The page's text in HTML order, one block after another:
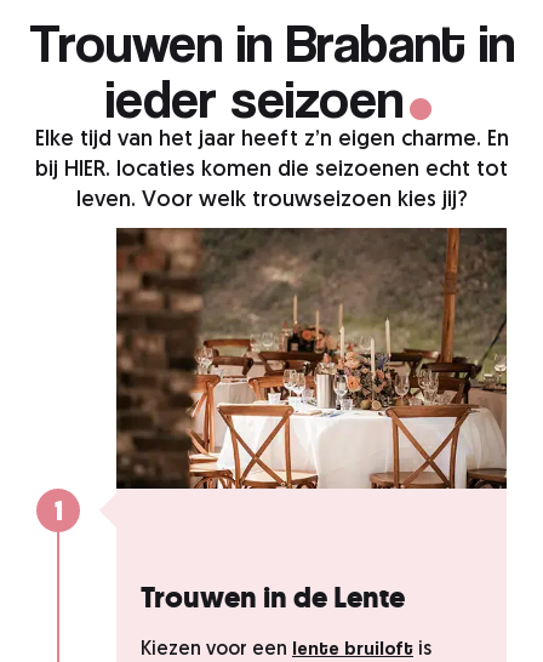
Trouwen in Brabant in
ieder seizoen.
Elke tijd van het jaar heeft z’n eigen charme. En
bij HIER. locaties komen die seizoenen echt tot
leven. Voor welk trouwseizoen kies jij?
Trouwen in de Lente
Kiezen voor een lente bruiloft is
1